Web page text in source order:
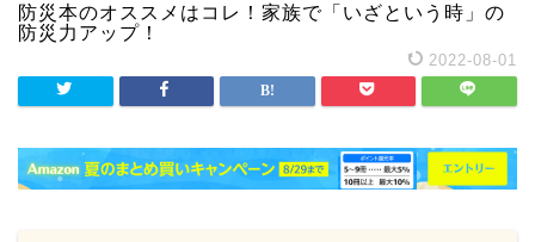
防災本のオススメはコレ！家族で「いざという時」の
防災力アップ！
2022-08-01